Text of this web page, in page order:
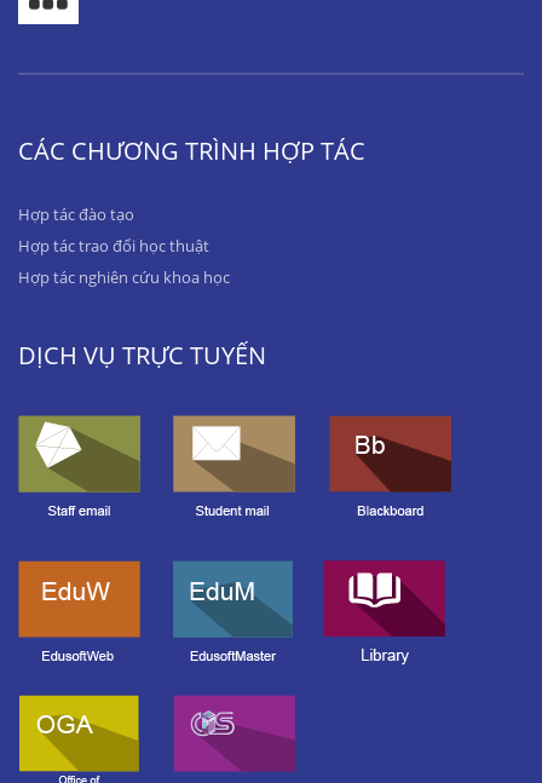
CÁC CHƯƠNG TRÌNH HỢP TÁC
Hợp tác đào tạo
Hợp tác trao đổi học thuật
Hợp tác nghiên cứu khoa học
DỊCH VỤ TRỰC TUYẾN